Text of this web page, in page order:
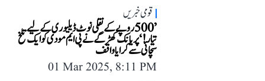
قومی خبریں
’500 روپے کے نقلی نوٹ ڈیلیوری کے لیے
تیار!‘ پریانک کھڑگے نے پی ایم مودی کو ایک تلخ
سچائی سے کرایا واقف
01 Mar 2025, 8:11 PM